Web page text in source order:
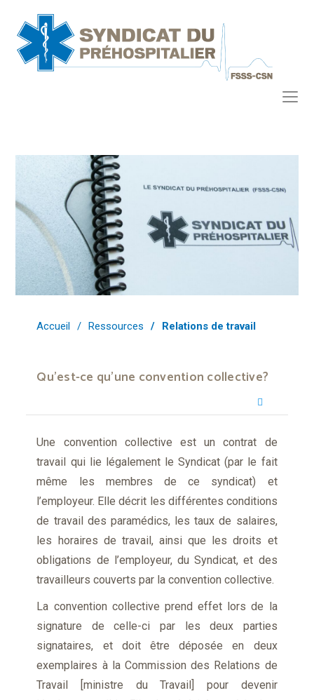
Accueil Ressources Relations de travail
Qu’est-ce qu’une convention collective?
Une convention collective est un contrat de
travail qui lie légalement le Syndicat (par le fait
même les membres de ce syndicat) et
l’employeur. Elle décrit les différentes conditions
de travail des paramédics, les taux de salaires,
les horaires de travail, ainsi que les droits et
obligations de l’employeur, du Syndicat, et des
travailleurs couverts par la convention collective.
La convention collective prend effet lors de la
signature de celle-ci par les deux parties
signataires, et doit être déposée en deux
exemplaires à la Commission des Relations de
Travail [ministre du Travail] pour devenir